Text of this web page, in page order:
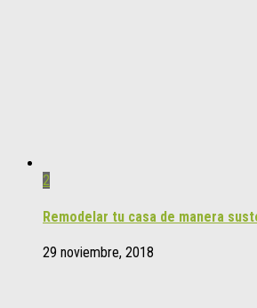
2
Remodelar tu casa de manera
29 noviembre, 2018